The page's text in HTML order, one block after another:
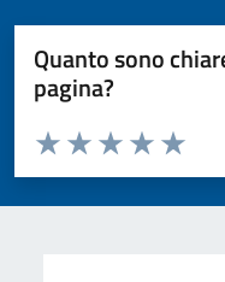
Quanto sono
pagina?
Valuta da 1 a 5 stelle la
Valuta
Valuta 4
Valuta 3 stelle
Valuta 2 stelle su 5
Valuta 1 stelle su 5